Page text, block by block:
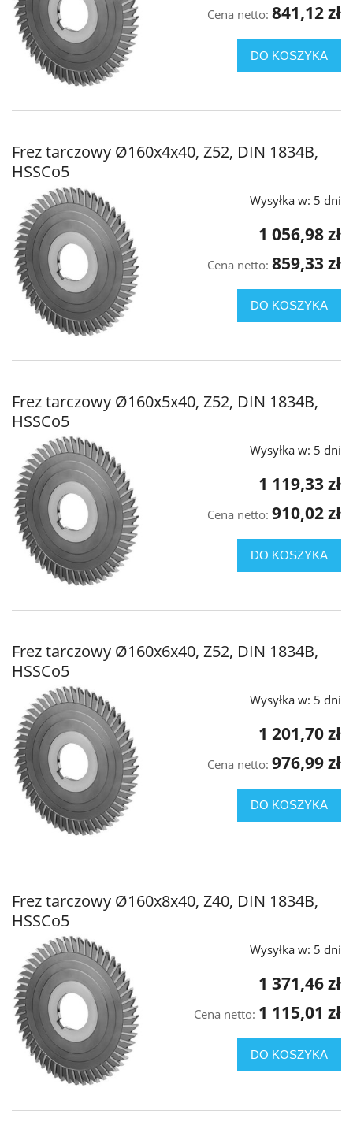
Cena netto: 841,12 zł
DO KOSZYKA
Frez tarczowy Ø160x4x40, Z52, DIN 1834B,
HSSCo5
Wysyłka w: 5 dni
1 056,98 zł
Cena netto: 859,33 zł
DO KOSZYKA
Frez tarczowy Ø160x5x40, Z52, DIN 1834B,
HSSCo5
Wysyłka w: 5 dni
1 119,33 zł
Cena netto: 910,02 zł
DO KOSZYKA
Frez tarczowy Ø160x6x40, Z52, DIN 1834B,
HSSCo5
Wysyłka w: 5 dni
1 201,70 zł
Cena netto: 976,99 zł
DO KOSZYKA
Frez tarczowy Ø160x8x40, Z40, DIN 1834B,
HSSCo5
Wysyłka w: 5 dni
1 371,46 zł
Cena netto: 1 115,01 zł
DO KOSZYKA